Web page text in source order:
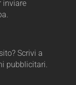
inviare
Scrivi a
pubblicitari.